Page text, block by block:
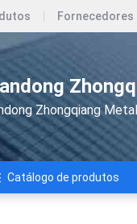
Fornecedores
Zhongqiang
Catálogo de produtos